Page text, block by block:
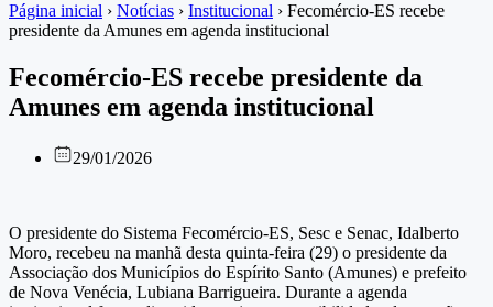
Página inicial › Notícias › Institucional › Fecomércio-ES recebe
presidente da Amunes em agenda institucional
Fecomércio-ES recebe presidente da
Amunes em agenda institucional
29/01/2026
O presidente do Sistema Fecomércio-ES, Sesc e Senac, Idalberto
Moro, recebeu na manhã desta quinta-feira (29) o presidente da
Associação dos Municípios do Espírito Santo (Amunes) e prefeito
de Nova Venécia, Lubiana Barrigueira. Durante a agenda